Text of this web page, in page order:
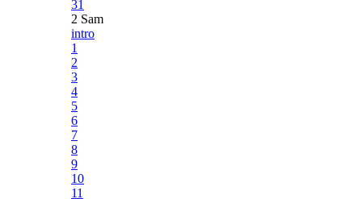
31
2 Sam
intro
1
2
3
4
5
6
7
8
9
10
11